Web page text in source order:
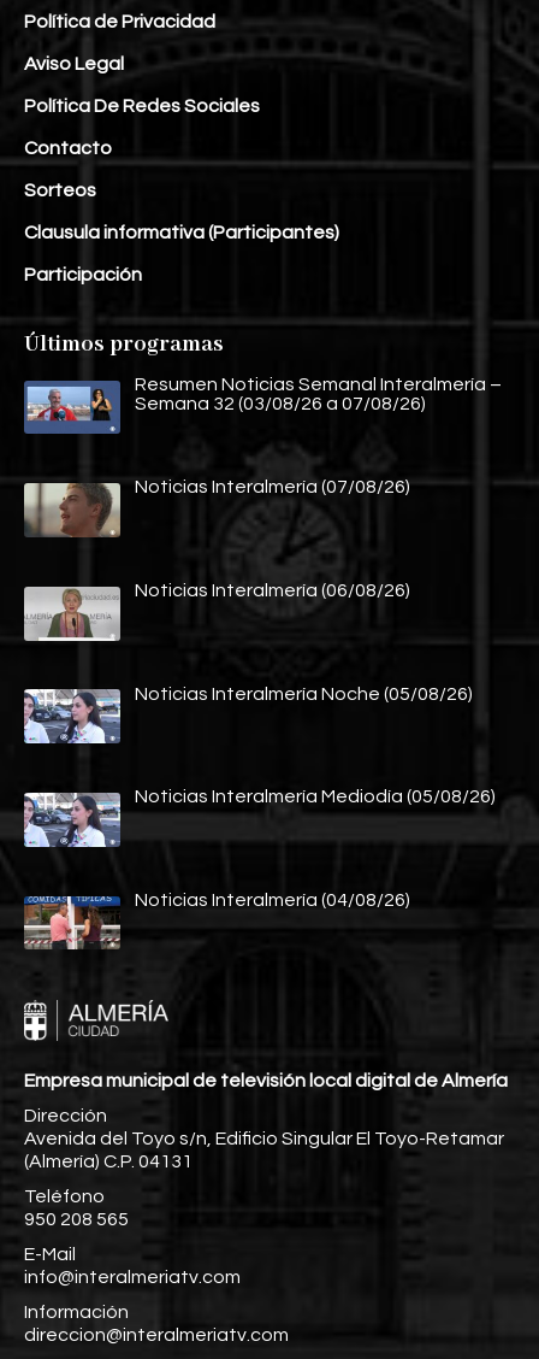
Política de Privacidad
Aviso Legal
Política De Redes Sociales
Contacto
Sorteos
Clausula informativa (Participantes)
Participación
Últimos programas
Resumen Noticias Semanal Interalmería –
Semana 32 (03/08/26 a 07/08/26)
Noticias Interalmería (07/08/26)
Noticias Interalmería (06/08/26)
Noticias Interalmería Noche (05/08/26)
Noticias Interalmería Mediodía (05/08/26)
Noticias Interalmería (04/08/26)
Empresa municipal de televisión local digital de Almería
Dirección
Avenida del Toyo s/n, Edificio Singular El Toyo-Retamar
(Almería) C.P. 04131
Teléfono
950 208 565
E-Mail
info@interalmeriatv.com
Información
direccion@interalmeriatv.com